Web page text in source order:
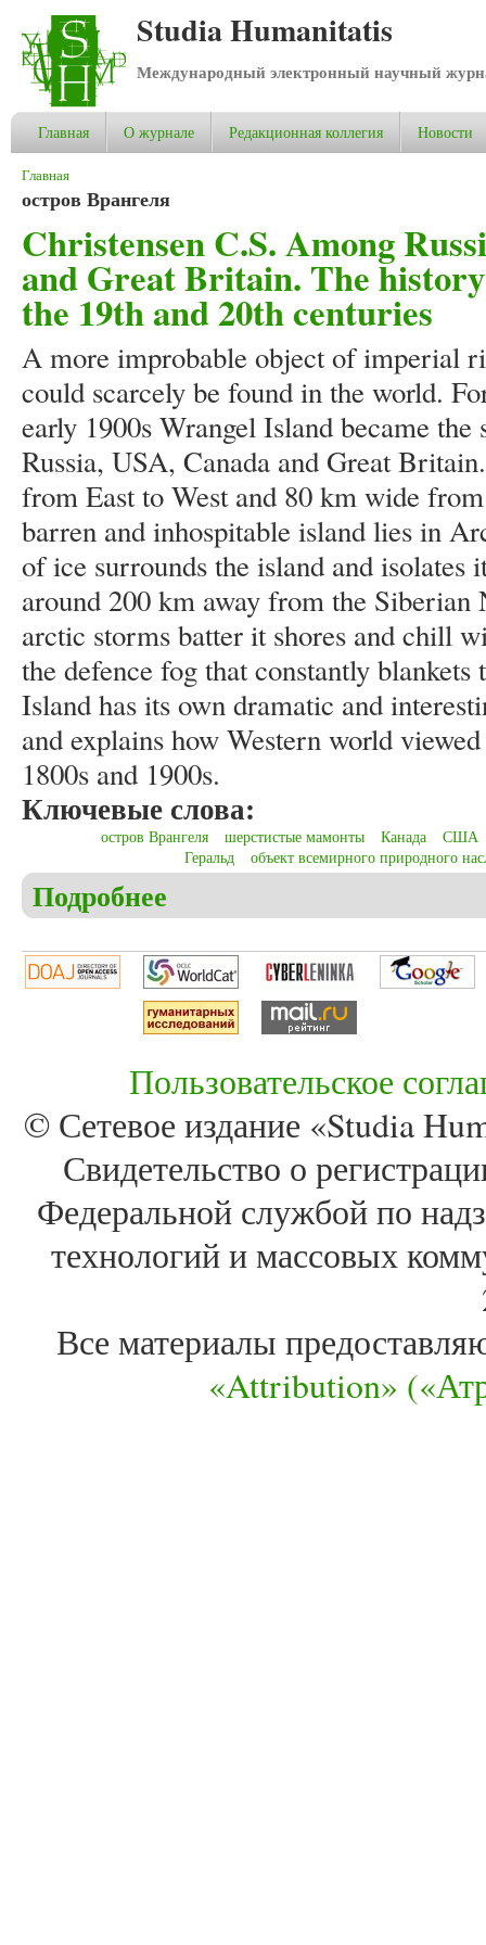
Studia Humanitatis
Международный электронный научный
Главная О журнале Редакционная коллегия Новости
Вы здесь
Главная
остров Врангеля
Christensen C.S. Among
and Great Britain. The
the 19th and 20th centuries
A more improbable object of imperial
could scarcely be found in the world.
early 1900s Wrangel Island became
Russia, USA, Canada and Great
from East to West and 80 km wide
barren and inhospitable island lies in
of ice surrounds the island and isolates
around 200 km away from the Siberian
arctic storms batter it shores and chill
the defence fog that constantly blankets
Island has its own dramatic and
and explains how Western world
1800s and 1900s.
Ключевые слова:
остров Врангеля шерстистые мамонты Канада
США
Геральд
объект всемирного природного
Подробнее
Пользовательское
© Сетевое издание «Studia
Свидетельство о
Федеральной службой по
технологий и массовых
Все материалы
«Attribution»